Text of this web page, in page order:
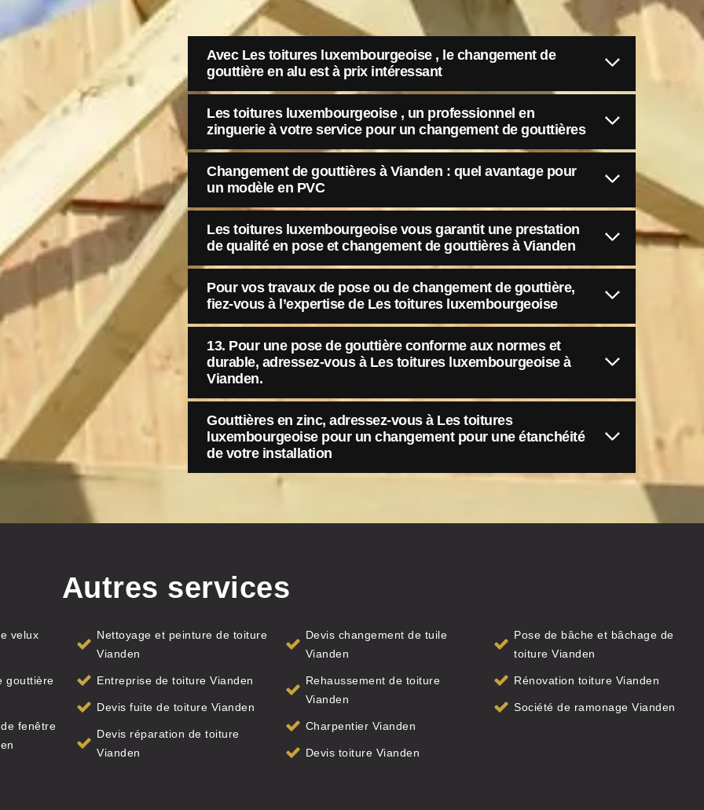
Avec Les toitures luxembourgeoise , le changement de
gouttière en alu est à prix intéressant
Les toitures luxembourgeoise , un professionnel en
zinguerie à votre service pour un changement de gouttières
Changement de gouttières à Vianden : quel avantage pour
un modèle en PVC
Les toitures luxembourgeoise vous garantit une prestation
de qualité en pose et changement de gouttières à Vianden
Pour vos travaux de pose ou de changement de gouttière,
fiez-vous à l’expertise de Les toitures luxembourgeoise
13. Pour une pose de gouttière conforme aux normes et
durable, adressez-vous à Les toitures luxembourgeoise à
Vianden.
Gouttières en zinc, adressez-vous à Les toitures
luxembourgeoise pour un changement pour une étanchéité
de votre installation
Autres services
velux
gouttière
fenêtre
Nettoyage et peinture de toiture
Vianden
Entreprise de toiture Vianden
Devis fuite de toiture Vianden
Devis réparation de toiture
Vianden
Devis changement de tuile
Vianden
Rehaussement de toiture
Vianden
Charpentier Vianden
Devis toiture Vianden
Pose de bâche et bâchage de
toiture Vianden
Rénovation toiture Vianden
Société de ramonage Vianden